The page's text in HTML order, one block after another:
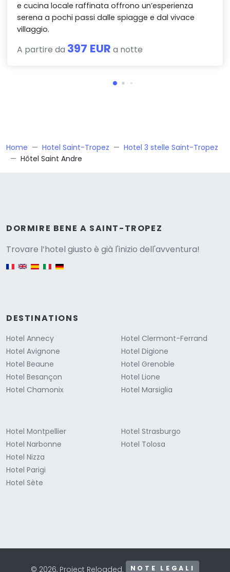
e cucina locale raffinata offrono un’esperienza
serena a pochi passi dalle spiagge e dal vivace
villaggio.
A partire da 397 EUR a notte
Home Hotel Saint-Tropez
Hotel 3 stelle Saint-Tropez
Hôtel Saint Andre
DORMIRE BENE A SAINT-TROPEZ
Trovare l’hotel giusto è già l'inizio dell'avventura!
English version
DESTINATIONS
Hotel Annecy
Hotel Avignone
Hotel Beaune
Hotel Besançon
Hotel Chamonix
Hotel Clermont-Ferrand
Hotel Digione
Hotel Grenoble
Hotel Lione
Hotel Marsiglia
Hotel Montpellier
Hotel Narbonne
Hotel Nizza
Hotel Parigi
Hotel Sète
Hotel Strasburgo
Hotel Tolosa
© 2026, Project Reloaded. NOTE LEGALI